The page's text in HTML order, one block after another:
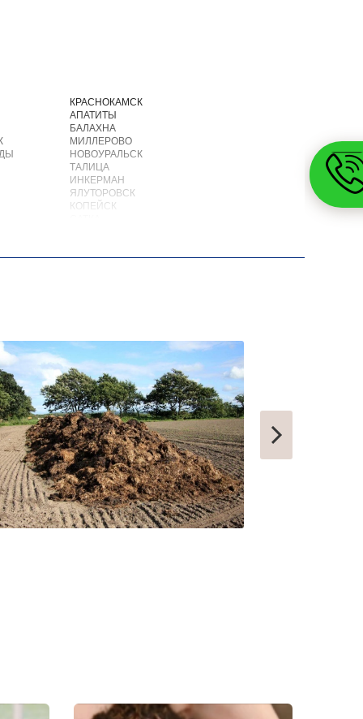
КРАСНОКАМСК
АПАТИТЫ
БАЛАХНА
МИЛЛЕРОВО
НОВОУРАЛЬСК
ТАЛИЦА
ИНКЕРМАН
ЯЛУТОРОВСК
КОПЕЙСК
БИРОБИДЖАН
ЮЖНОУРАЛЬСК
ДЮРТЮЛИ
УЧАЛЫ
ВАЛУЙКИ
УРЮПИНСК
ЧАПЛЫГИН
МОНЧЕГОРСК
БЕЛИНСКИЙ
ПОХВИСТНЕВО
РАССКАЗОВО
МЕГИОН
ТОПКИ
ЗЕЛЕНОГОРСК
ДМИТРОВСК
СКОПИН
УСИНСК